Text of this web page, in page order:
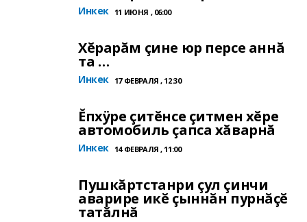
Инкек 11 ИЮНЯ , 06:00
Хĕрарăм çине юр персе аннă
та …
Инкек 17 ФЕВРАЛЯ , 12:30
Ĕпхÿре çитĕнсе çитмен хĕре
автомобиль çапса хăварнă
Инкек 14 ФЕВРАЛЯ , 11:00
Пушкăртстанри çул çинчи
аварире икĕ çыннăн пурнăçĕ
татăлнă